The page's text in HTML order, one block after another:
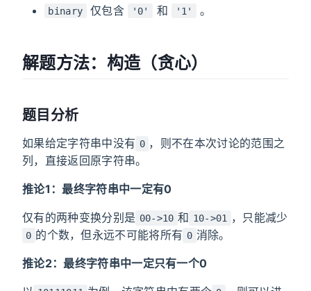
binary 仅包含 '0' 和 '1' 。
解题方法：构造（贪心）
题目分析
如果给定字符串中没有 0 ，则不在本次讨论的范围之
列，直接返回原字符串。
推论1：最终字符串中一定有0
仅有的两种变换分别是 00->10 和 10->01 ，只能减少
0 的个数，但永远不可能将所有 0 消除。
推论2：最终字符串中一定只有一个0